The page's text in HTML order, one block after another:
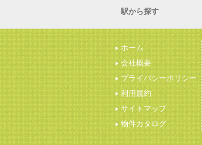
駅から探す
ホーム
会社概要
プライバシーポリシー
利用規約
サイトマップ
物件カタログ